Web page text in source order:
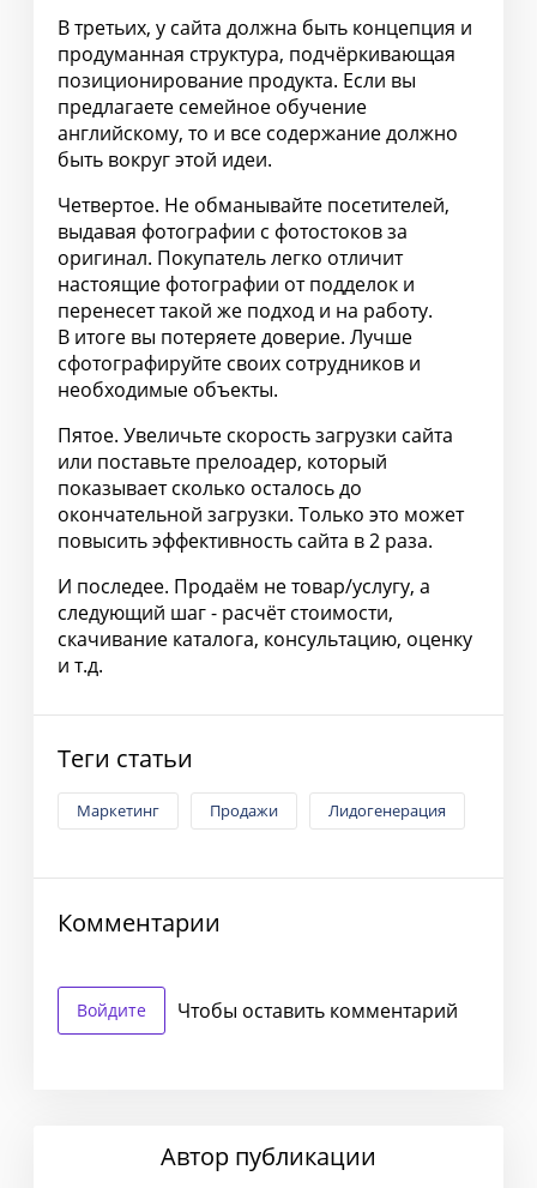
В третьих, у сайта должна быть концепция и
продуманная структура, подчёркивающая
позиционирование продукта. Если вы
предлагаете семейное обучение
английскому, то и все содержание должно
быть вокруг этой идеи.
Четвертое. Не обманывайте посетителей,
выдавая фотографии с фотостоков за
оригинал. Покупатель легко отличит
настоящие фотографии от подделок и
перенесет такой же подход и на работу.
В итоге вы потеряете доверие. Лучше
сфотографируйте своих сотрудников и
необходимые объекты.
Пятое. Увеличьте скорость загрузки сайта
или поставьте прелоадер, который
показывает сколько осталось до
окончательной загрузки. Только это может
повысить эффективность сайта в 2 раза.
И последее. Продаём не товар/услугу, а
следующий шаг - расчёт стоимости,
скачивание каталога, консультацию, оценку
и т.д.
Теги статьи
Маркетинг Продажи Лидогенерация
Комментарии
Войдите Чтобы оставить комментарий
Автор публикации